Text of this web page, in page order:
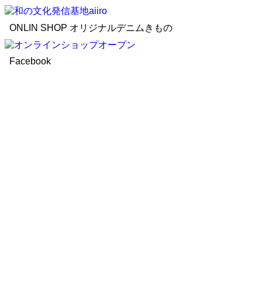
ONLIN SHOP オリジナルデニムきもの
Facebook